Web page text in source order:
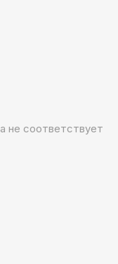
не соответствует